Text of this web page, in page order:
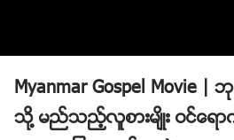
Myanmar Gospel Movie
သို႔ မည္သည့္လူစားမ်ိဳး ဝင္ေရ